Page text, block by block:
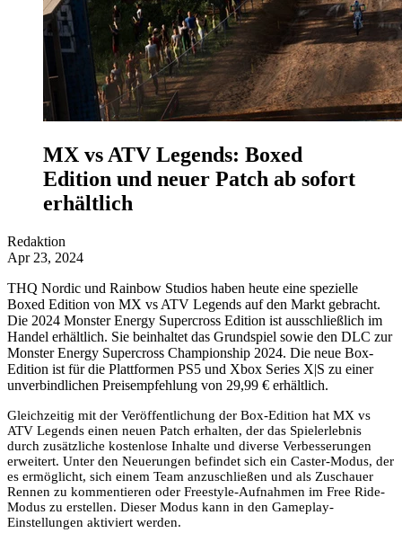
MX vs ATV Legends: Boxed
Edition und neuer Patch ab sofort
erhältlich
Redaktion
Apr 23, 2024
THQ Nordic und Rainbow Studios haben heute eine spezielle
Boxed Edition von MX vs ATV Legends auf den Markt gebracht.
Die 2024 Monster Energy Supercross Edition ist ausschließlich im
Handel erhältlich. Sie beinhaltet das Grundspiel sowie den DLC zur
Monster Energy Supercross Championship 2024. Die neue Box-
Edition ist für die Plattformen PS5 und Xbox Series X|S zu einer
unverbindlichen Preisempfehlung von 29,99 € erhältlich.
Gleichzeitig mit der Veröffentlichung der Box-Edition hat MX vs
ATV Legends einen neuen Patch erhalten, der das Spielerlebnis
durch zusätzliche kostenlose Inhalte und diverse Verbesserungen
erweitert. Unter den Neuerungen befindet sich ein Caster-Modus, der
es ermöglicht, sich einem Team anzuschließen und als Zuschauer
Rennen zu kommentieren oder Freestyle-Aufnahmen im Free Ride-
Modus zu erstellen. Dieser Modus kann in den Gameplay-
Einstellungen aktiviert werden.